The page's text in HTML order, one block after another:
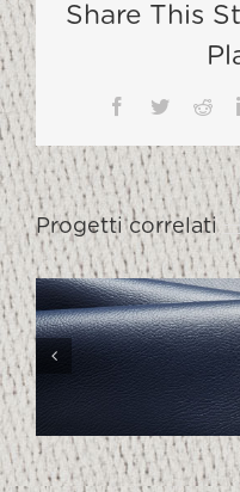
Share This
Facebook
Twitter
Progetti correlati
1997